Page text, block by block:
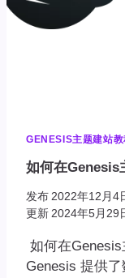
GENESIS主题建站教
如何在Genesis
发布 2022年12月4
更新 2024年5月29
如何在
Genesis 提供